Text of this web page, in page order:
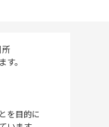
。
を目的に